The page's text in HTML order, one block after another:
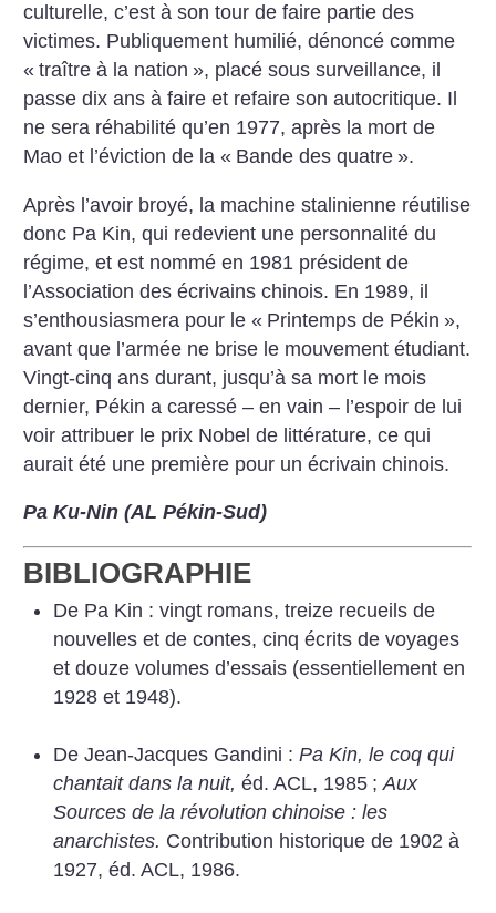
culturelle, c’est à son tour de faire partie des
victimes. Publiquement humilié, dénoncé comme
« traître à la nation », placé sous surveillance, il
passe dix ans à faire et refaire son autocritique. Il
ne sera réhabilité qu’en 1977, après la mort de
Mao et l’éviction de la « Bande des quatre ».
Après l’avoir broyé, la machine stalinienne réutilise
donc Pa Kin, qui redevient une personnalité du
régime, et est nommé en 1981 président de
l’Association des écrivains chinois. En 1989, il
s’enthousiasmera pour le « Printemps de Pékin »,
avant que l’armée ne brise le mouvement étudiant.
Vingt-cinq ans durant, jusqu’à sa mort le mois
dernier, Pékin a caressé – en vain – l’espoir de lui
voir attribuer le prix Nobel de littérature, ce qui
aurait été une première pour un écrivain chinois.
Pa Ku-Nin (AL Pékin-Sud)
BIBLIOGRAPHIE
De Pa Kin : vingt romans, treize recueils de
nouvelles et de contes, cinq écrits de voyages
et douze volumes d’essais (essentiellement en
1928 et 1948).
De Jean-Jacques Gandini : Pa Kin, le coq qui
chantait dans la nuit, éd. ACL, 1985 ; Aux
Sources de la révolution chinoise : les
anarchistes. Contribution historique de 1902 à
1927, éd. ACL, 1986.